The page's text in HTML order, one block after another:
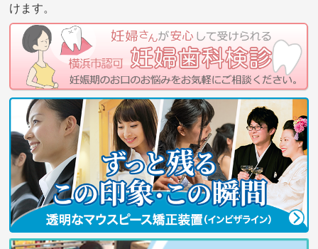
けます。